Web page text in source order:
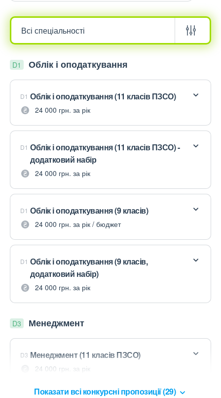
D1 Облік і оподаткування
D1 Облік і оподаткування (11 класів ПЗСО)
24 000 грн. за рік
D1 Облік і оподаткування (11 класів ПЗСО) -
додатковий набір
24 000 грн. за рік
D1 Облік і оподаткування (9 класів)
24 000 грн. за рік / бюджет
D1 Облік і оподаткування (9 класів,
додатковий набір)
24 000 грн. за рік
D3 Менеджмент
D3 Менеджмент (11 класів ПЗСО)
24 000 грн. за рік
Показати всі конкурсні пропозиції (29)